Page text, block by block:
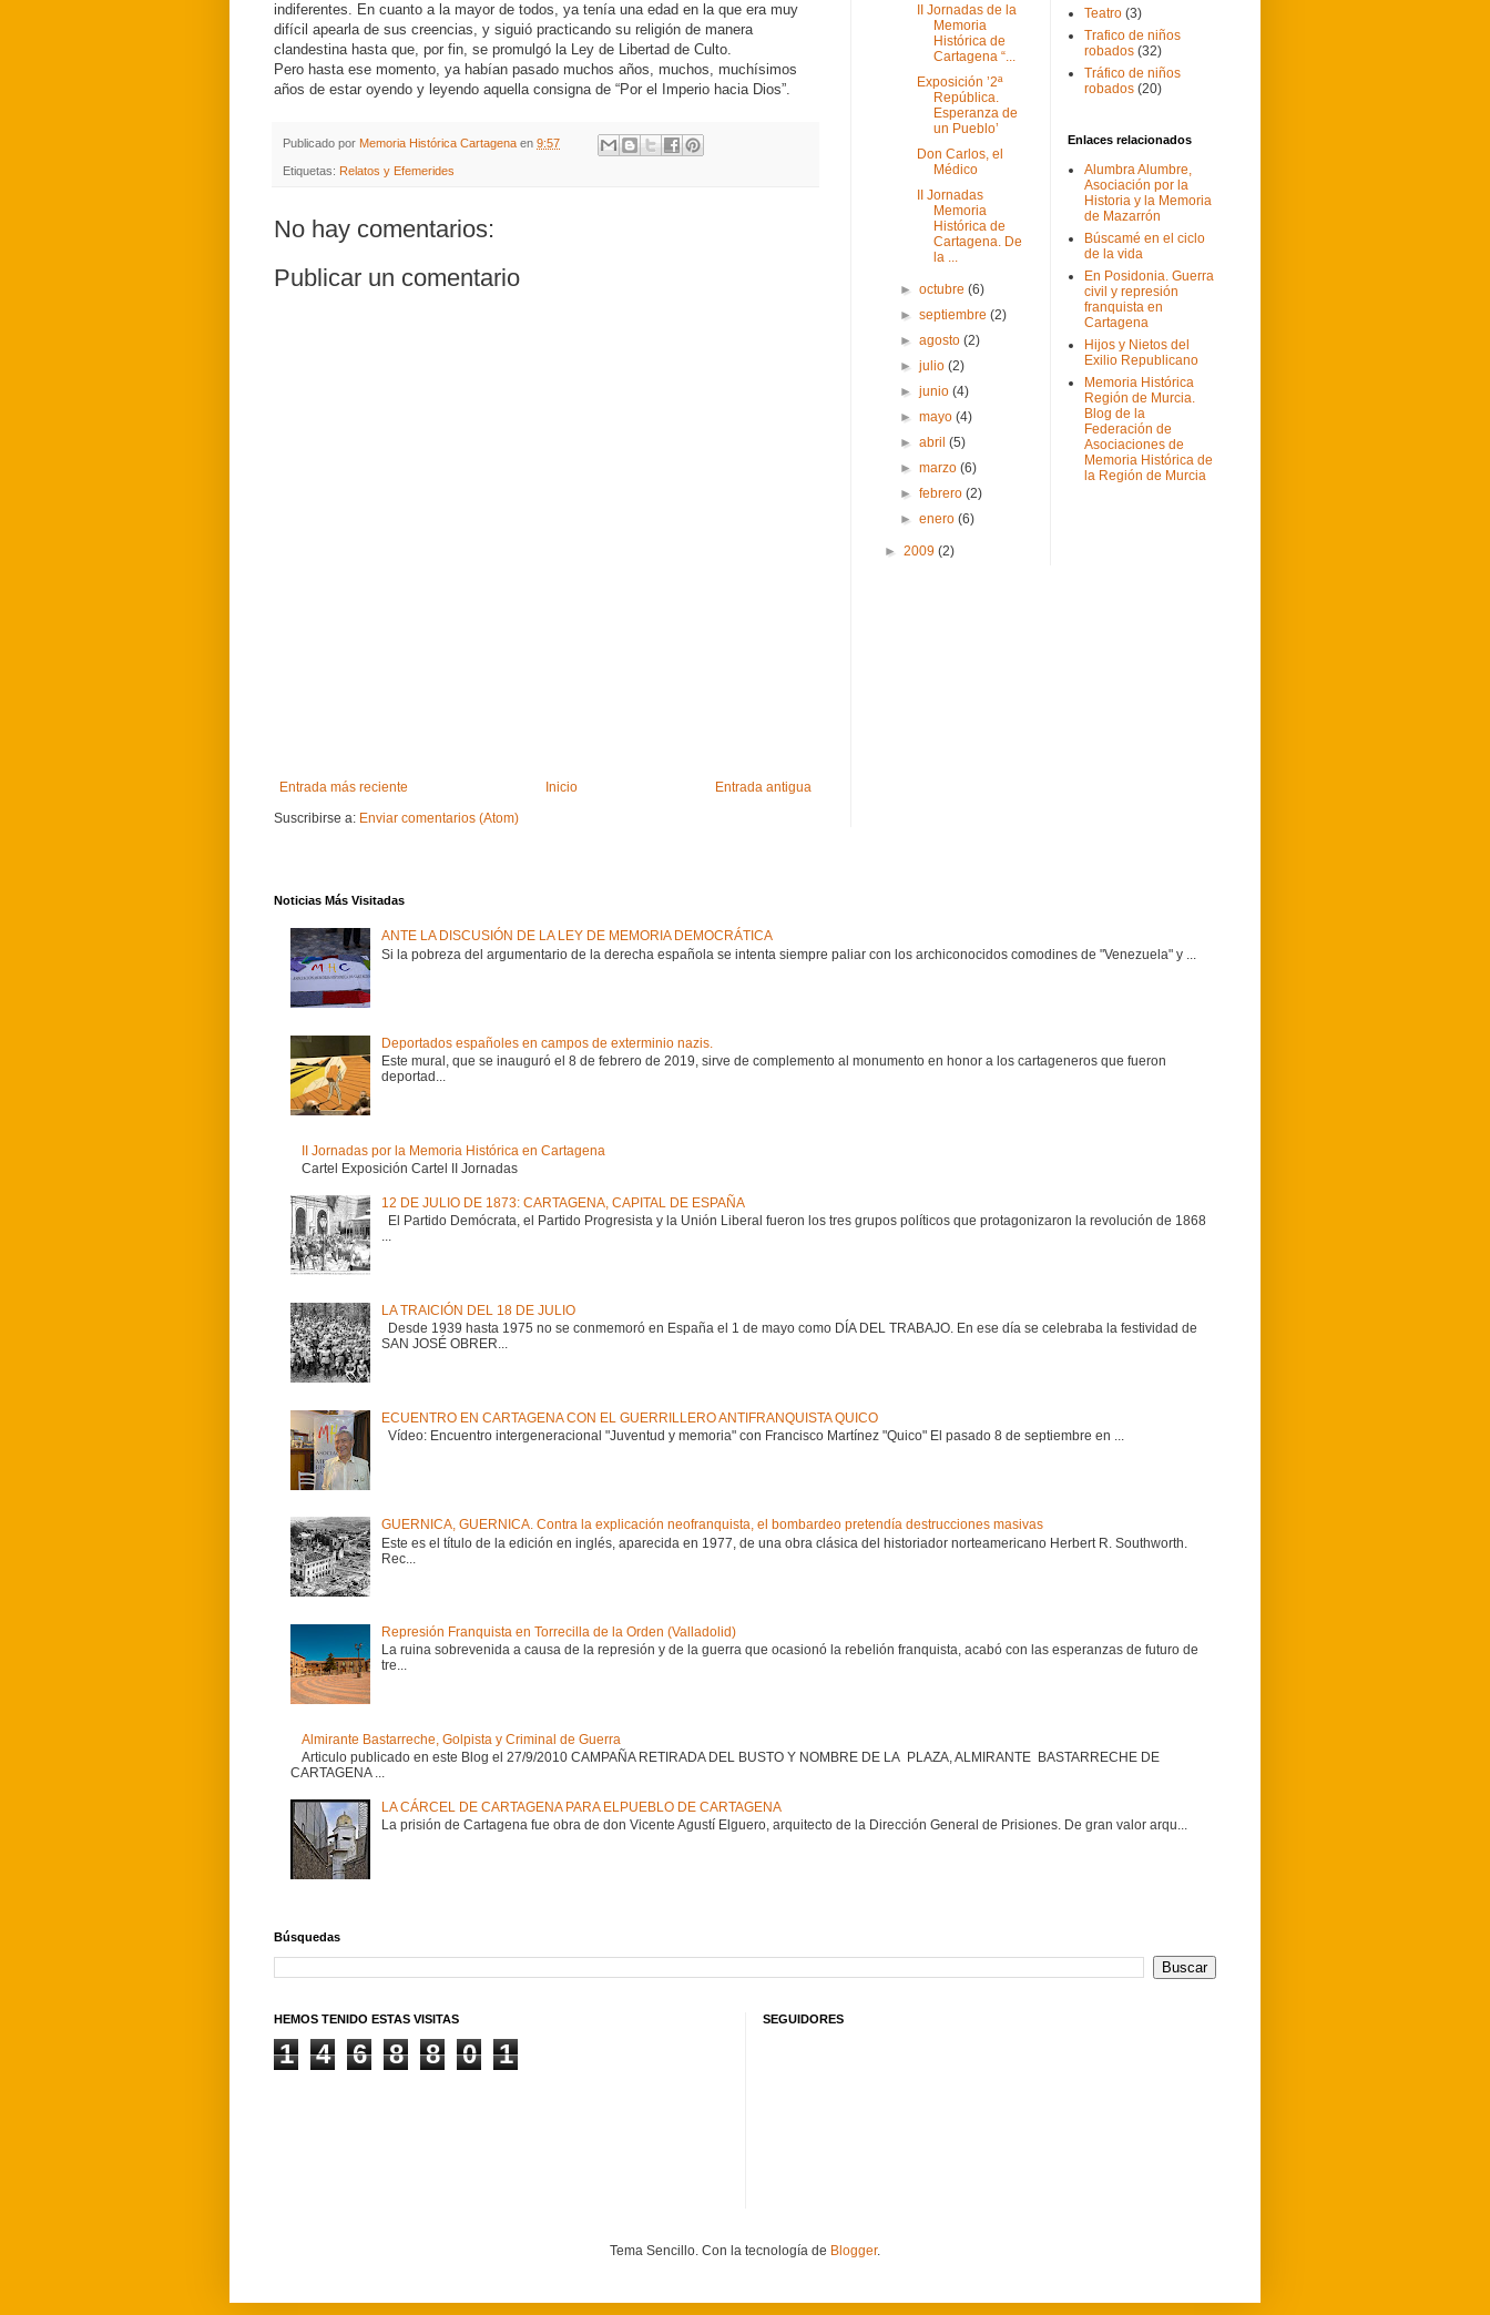
indiferentes. En cuanto a la mayor de todos, ya tenía una edad en la que era muy
difícil apearla de sus creencias, y siguió practicando su religión de manera
clandestina hasta que, por fin, se promulgó la Ley de Libertad de Culto.
Pero hasta ese momento, ya habían pasado muchos años, muchos, muchísimos
años de estar oyendo y leyendo aquella consigna de “Por el Imperio hacia Dios”.
Publicado por Memoria Histórica Cartagena en 9:57
Etiquetas: Relatos y Efemerides
No hay comentarios:
Publicar un comentario
Entrada más reciente Entrada antigua
Inicio
Suscribirse a: Enviar comentarios (Atom)
II Jornadas de la
Memoria
Histórica de
Cartagena “...
Exposición ’2ª
República.
Esperanza de
un Pueblo’
Don Carlos, el
Médico
II Jornadas
Memoria
Histórica de
Cartagena. De
la ...
►octubre(6)
►septiembre(2)
►agosto(2)
►julio(2)
►junio(4)
►mayo(4)
►abril(5)
►marzo(6)
►febrero(2)
►enero(6)
► 2009 (2)
Teatro (3)
Trafico de niños
robados (32)
Tráfico de niños
robados (20)
Enlaces relacionados
Alumbra Alumbre,
Asociación por la
Historia y la Memoria
de Mazarrón
Búscamé en el ciclo
de la vida
En Posidonia. Guerra
civil y represión
franquista en
Cartagena
Hijos y Nietos del
Exilio Republicano
Memoria Histórica
Región de Murcia.
Blog de la
Federación de
Asociaciones de
Memoria Histórica de
la Región de Murcia
Noticias Más Visitadas
ANTE LA DISCUSIÓN DE LA LEY DE MEMORIA DEMOCRÁTICA
Si la pobreza del argumentario de la derecha española se intenta siempre paliar con los archiconocidos comodines de "Venezuela" y ...
Deportados españoles en campos de exterminio nazis.
Este mural, que se inauguró el 8 de febrero de 2019, sirve de complemento al monumento en honor a los cartageneros que fueron
deportad...
II Jornadas por la Memoria Histórica en Cartagena
Cartel Exposición Cartel II Jornadas
12 DE JULIO DE 1873: CARTAGENA, CAPITAL DE ESPAÑA
El Partido Demócrata, el Partido Progresista y la Unión Liberal fueron los tres grupos políticos que protagonizaron la revolución de 1868
...
LA TRAICIÓN DEL 18 DE JULIO
Desde 1939 hasta 1975 no se conmemoró en España el 1 de mayo como DÍA DEL TRABAJO. En ese día se celebraba la festividad de
SAN JOSÉ OBRER...
ECUENTRO EN CARTAGENA CON EL GUERRILLERO ANTIFRANQUISTA QUICO
Vídeo: Encuentro intergeneracional "Juventud y memoria" con Francisco Martínez "Quico" El pasado 8 de septiembre en ...
GUERNICA, GUERNICA. Contra la explicación neofranquista, el bombardeo pretendía destrucciones masivas
Este es el título de la edición en inglés, aparecida en 1977, de una obra clásica del historiador norteamericano Herbert R. Southworth.
Rec...
Represión Franquista en Torrecilla de la Orden (Valladolid)
La ruina sobrevenida a causa de la represión y de la guerra que ocasionó la rebelión franquista, acabó con las esperanzas de futuro de
tre...
Almirante Bastarreche, Golpista y Criminal de Guerra
Articulo publicado en este Blog el 27/9/2010 CAMPAÑA RETIRADA DEL BUSTO Y NOMBRE DE LA PLAZA, ALMIRANTE BASTARRECHE DE
CARTAGENA ...
LA CÁRCEL DE CARTAGENA PARA ELPUEBLO DE CARTAGENA
La prisión de Cartagena fue obra de don Vicente Agustí Elguero, arquitecto de la Dirección General de Prisiones. De gran valor arqu...
Búsquedas
HEMOS TENIDO ESTAS VISITAS
1 4 6 8 8 0 1
SEGUIDORES
Tema Sencillo. Con la tecnología de Blogger.